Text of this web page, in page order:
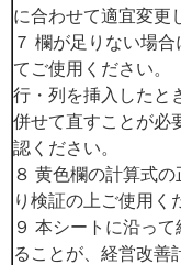
に合わせて適宜変更
７ 欄が足りない場
てご使用ください。
行・列を挿入したと
併せて直すことが必
認ください。
８ 黄色欄の計算式
り検証の上ご使用く
９ 本シートに沿っ
ることが、経営改善